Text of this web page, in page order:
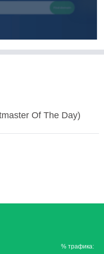
Of The Day)
% трафика: